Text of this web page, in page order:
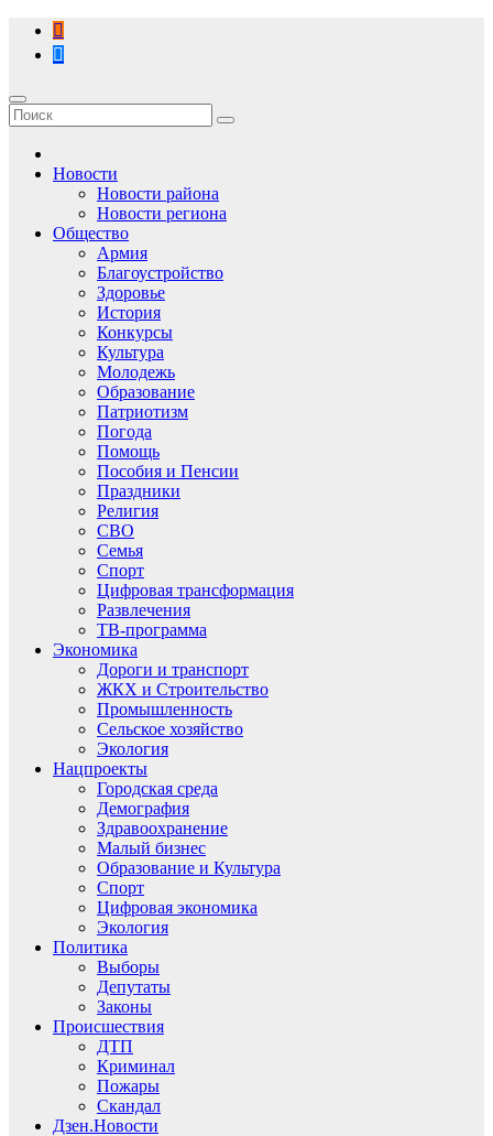
Перейти
содержимому
Новости
Новости района
Новости региона
Общество
Армия
Благоустройство
Здоровье
История
Конкурсы
Культура
Молодежь
Образование
Патриотизм
Погода
Помощь
Пособия и Пенсии
Праздники
Религия
СВО
Семья
Спорт
Цифровая трансформация
Развлечения
ТВ-программа
Экономика
Дороги и транспорт
ЖКХ и Строительство
Промышленность
Сельское хозяйство
Экология
Нацпроекты
Городская среда
Демография
Здравоохранение
Малый бизнес
Образование и Культура
Спорт
Цифровая экономика
Экология
Политика
Выборы
Депутаты
Законы
Происшествия
ДТП
Криминал
Пожары
Скандал
Дзен.Новости